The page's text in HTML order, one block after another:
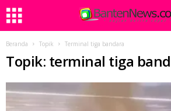
Beranda Topik Terminal tiga bandara
Topik: terminal tiga